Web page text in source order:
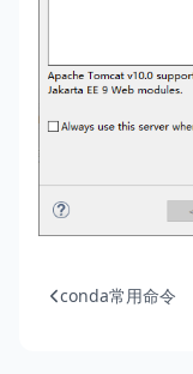
conda常用命令